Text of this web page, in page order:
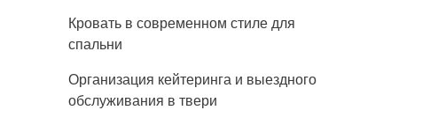
Кровать в современном стиле для
спальни
Организация кейтеринга и выездного
обслуживания в твери